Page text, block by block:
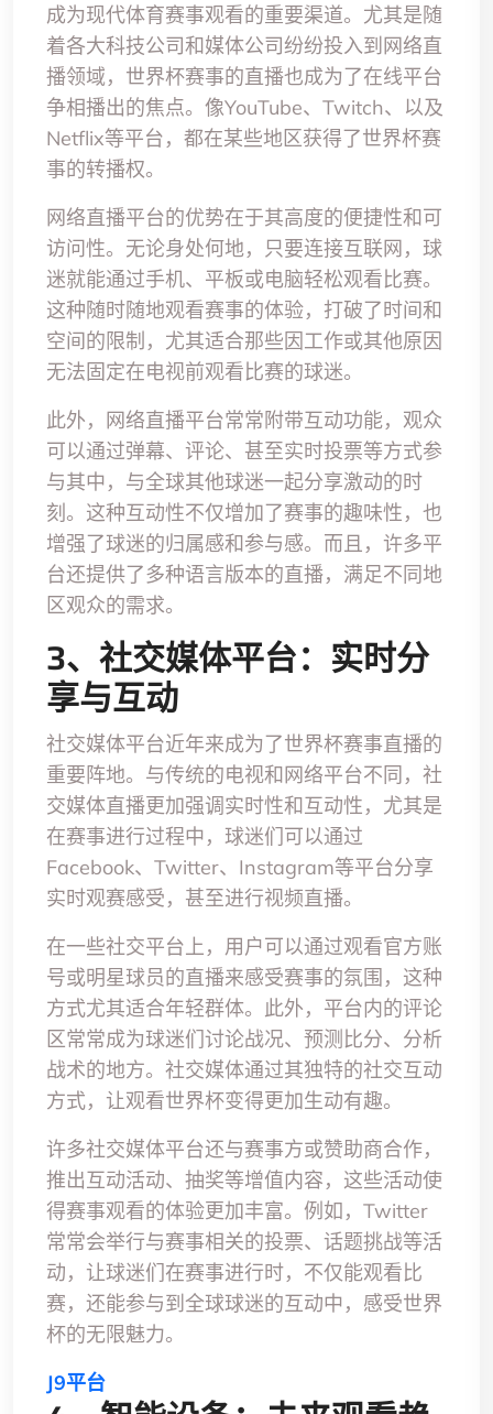
成为现代体育赛事观看的重要渠道。尤其是随
着各大科技公司和媒体公司纷纷投入到网络直
播领域，世界杯赛事的直播也成为了在线平台
争相播出的焦点。像YouTube、Twitch、以及
Netflix等平台，都在某些地区获得了世界杯赛
事的转播权。
网络直播平台的优势在于其高度的便捷性和可
访问性。无论身处何地，只要连接互联网，球
迷就能通过手机、平板或电脑轻松观看比赛。
这种随时随地观看赛事的体验，打破了时间和
空间的限制，尤其适合那些因工作或其他原因
无法固定在电视前观看比赛的球迷。
此外，网络直播平台常常附带互动功能，观众
可以通过弹幕、评论、甚至实时投票等方式参
与其中，与全球其他球迷一起分享激动的时
刻。这种互动性不仅增加了赛事的趣味性，也
增强了球迷的归属感和参与感。而且，许多平
台还提供了多种语言版本的直播，满足不同地
区观众的需求。
3、社交媒体平台：实时分
享与互动
社交媒体平台近年来成为了世界杯赛事直播的
重要阵地。与传统的电视和网络平台不同，社
交媒体直播更加强调实时性和互动性，尤其是
在赛事进行过程中，球迷们可以通过
Facebook、Twitter、Instagram等平台分享
实时观赛感受，甚至进行视频直播。
在一些社交平台上，用户可以通过观看官方账
号或明星球员的直播来感受赛事的氛围，这种
方式尤其适合年轻群体。此外，平台内的评论
区常常成为球迷们讨论战况、预测比分、分析
战术的地方。社交媒体通过其独特的社交互动
方式，让观看世界杯变得更加生动有趣。
许多社交媒体平台还与赛事方或赞助商合作，
推出互动活动、抽奖等增值内容，这些活动使
得赛事观看的体验更加丰富。例如，Twitter
常常会举行与赛事相关的投票、话题挑战等活
动，让球迷们在赛事进行时，不仅能观看比
赛，还能参与到全球球迷的互动中，感受世界
杯的无限魅力。
J9平台